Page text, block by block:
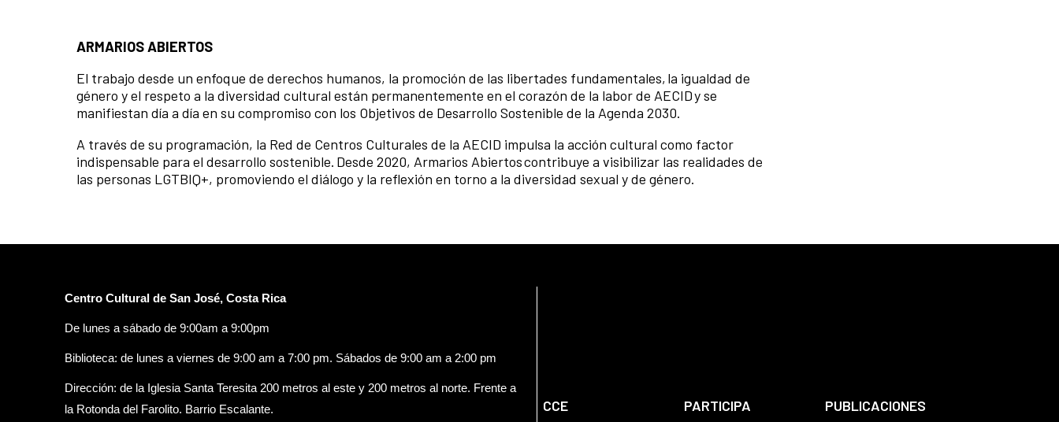
ARMARIOS ABIERTOS
El trabajo desde un enfoque de derechos humanos, la promoción de las libertades fundamentales, la igualdad de
género y el respeto a la diversidad cultural están permanentemente en el corazón de la labor de AECID y se
manifiestan día a día en su compromiso con los Objetivos de Desarrollo Sostenible de la Agenda 2030.
A través de su programación, la Red de Centros Culturales de la AECID impulsa la acción cultural como factor
indispensable para el desarrollo sostenible. Desde 2020, Armarios Abiertos contribuye a visibilizar las realidades de
las personas LGTBIQ+, promoviendo el diálogo y la reflexión en torno a la diversidad sexual y de género.
Centro Cultural de San José, Costa Rica
De lunes a sábado de 9:00am a 9:00pm
Biblioteca: de lunes a viernes de 9:00 am a 7:00 pm. Sábados de 9:00 am a 2:00 pm
Dirección: de la Iglesia Santa Teresita 200 metros al este y 200 metros al norte. Frente a
la Rotonda del Farolito. Barrio Escalante.
CCE PARTICIPA
PUBLICACIONES